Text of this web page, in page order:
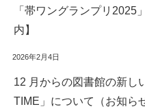
「帯ワングランプリ2025
内】
2026年2月4日
12 月からの図書館の新し
TIME」について（お知ら